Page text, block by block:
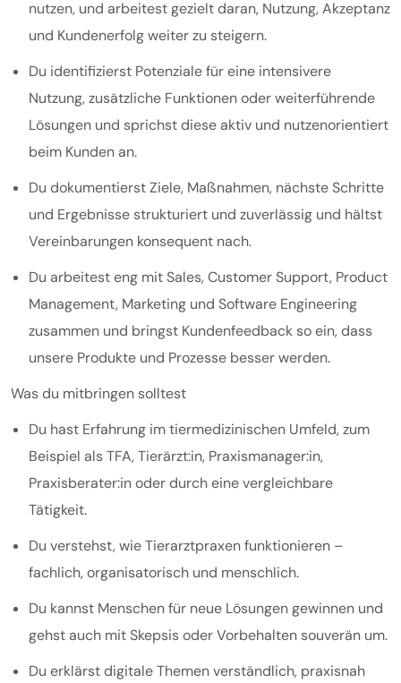
nutzen, und arbeitest gezielt daran, Nutzung, Akzeptanz
und Kundenerfolg weiter zu steigern.
Du identifizierst Potenziale für eine intensivere
Nutzung, zusätzliche Funktionen oder weiterführende
Lösungen und sprichst diese aktiv und nutzenorientiert
beim Kunden an.
Du dokumentierst Ziele, Maßnahmen, nächste Schritte
und Ergebnisse strukturiert und zuverlässig und hältst
Vereinbarungen konsequent nach.
Du arbeitest eng mit Sales, Customer Support, Product
Management, Marketing und Software Engineering
zusammen und bringst Kundenfeedback so ein, dass
unsere Produkte und Prozesse besser werden.
Was du mitbringen solltest
Du hast Erfahrung im tiermedizinischen Umfeld, zum
Beispiel als TFA, Tierärzt:in, Praxismanager:in,
Praxisberater:in oder durch eine vergleichbare
Tätigkeit.
Du verstehst, wie Tierarztpraxen funktionieren –
fachlich, organisatorisch und menschlich.
Du kannst Menschen für neue Lösungen gewinnen und
gehst auch mit Skepsis oder Vorbehalten souverän um.
Du erklärst digitale Themen verständlich, praxisnah